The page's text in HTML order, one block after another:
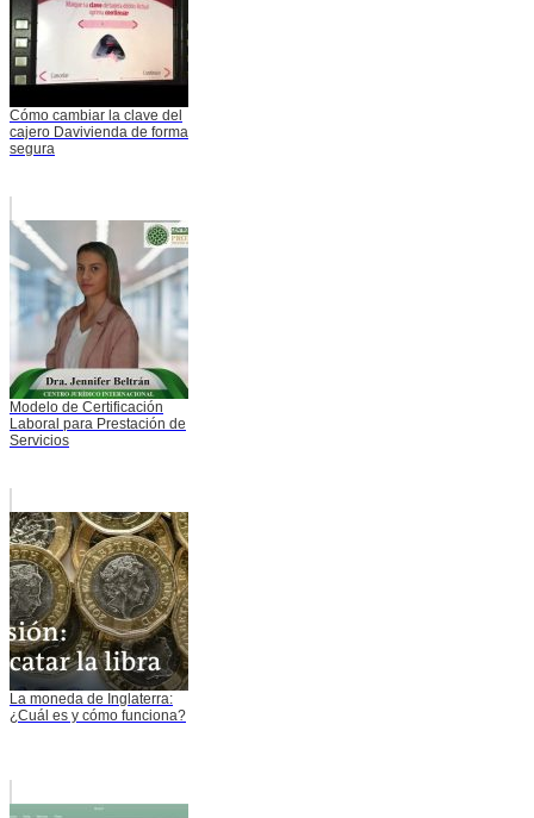
Cómo cambiar la clave del
cajero Davivienda de forma
segura
Modelo de Certificación
Laboral para Prestación de
Servicios
La moneda de Inglaterra:
¿Cuál es y cómo funciona?